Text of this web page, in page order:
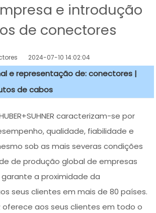
e introdução
de conectores
2024-07-10 14:02:04
e representação de: conectores |
de cabos
caracterizam-se por
qualidade, fiabilidade e
sob as mais severas condições
de produção global de empresas
a proximidade da
aos seus clientes em mais de 80 países.
oferece aos seus clientes em todo o